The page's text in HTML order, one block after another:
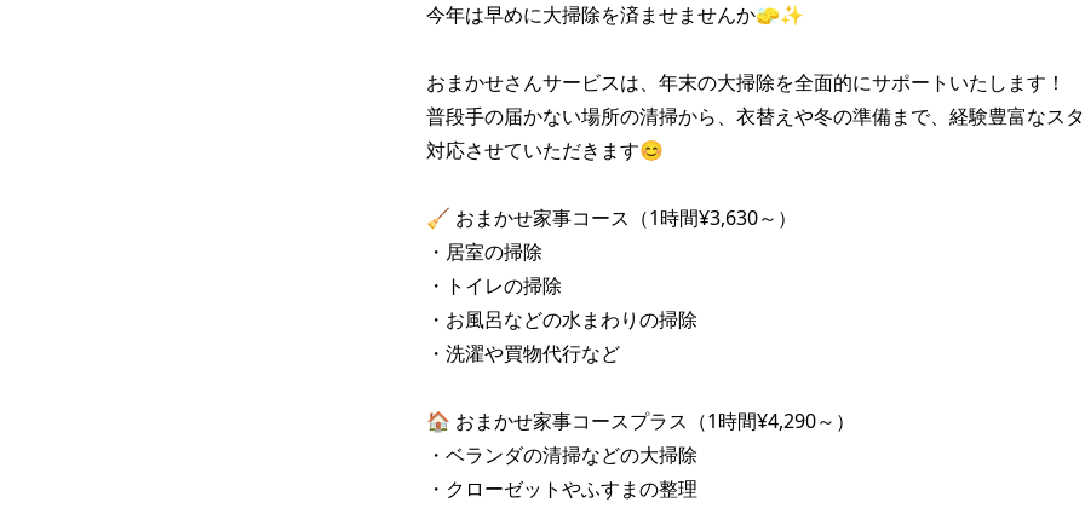
今年は早めに大掃除を済ませませんか🧽✨
おまかせさんサービスは、年末の大掃除を全面的にサポートいたします！
普段手の届かない場所の清掃から、衣替えや冬の準備まで、経験豊富なス
対応させていただきます😊
🧹 おまかせ家事コース（1時間¥3,630～）
・居室の掃除
・トイレの掃除
・お風呂などの水まわりの掃除
・洗濯や買物代行など
🏠 おまかせ家事コースプラス（1時間¥4,290～）
・ベランダの清掃などの大掃除
・クローゼットやふすまの整理